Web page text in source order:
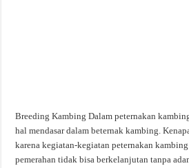
Breeding Kambing Dalam peternakan
hal mendasar dalam beternak kambing.
karena kegiatan-kegiatan peternakan
pemerahan tidak bisa berkelanjutan tanpa